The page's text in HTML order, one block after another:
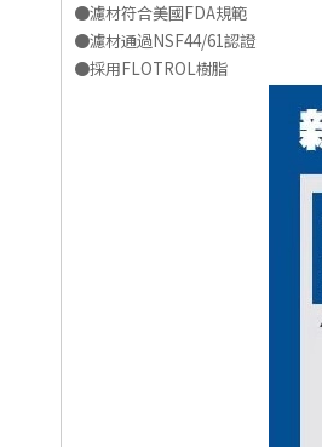
●濾材符合美國FDA規範
●濾材通過NSF44/61認證
●採用FLOTROL樹脂